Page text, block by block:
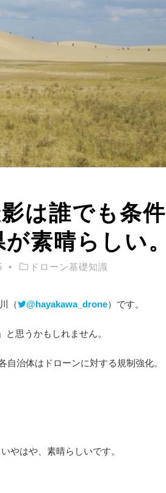
は誰でも条件
素晴らしい。
ドローン基礎知識
（ @hayakawa_drone）です。
思うかもしれません。
治体はドローンに対する規制強化。
やはや、素晴らしいです。